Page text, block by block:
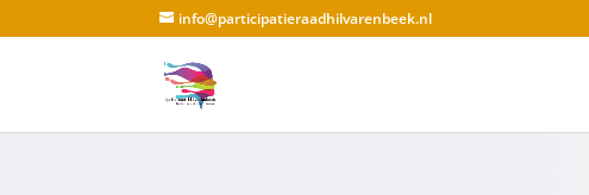
info@participatieraadhilvarenbeek.nl